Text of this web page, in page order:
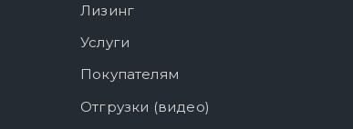
Лизинг
Услуги
Покупателям
Отгрузки (видео)